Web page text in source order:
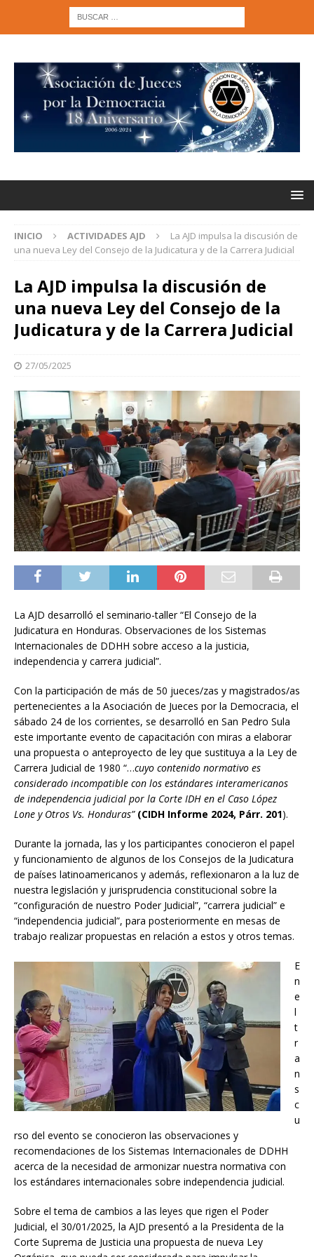
INICIO ACTIVIDADES AJD
La AJD impulsa la discusión de
una nueva Ley del Consejo de la Judicatura y de la Carrera Judicial
La AJD impulsa la discusión de
una nueva Ley del Consejo de la
Judicatura y de la Carrera Judicial
27/05/2025
La AJD desarrolló el seminario-taller “El Consejo de la
Judicatura en Honduras. Observaciones de los Sistemas
Internacionales de DDHH sobre acceso a la justicia,
independencia y carrera judicial”.
Con la participación de más de 50 jueces/zas y magistrados/as
pertenecientes a la Asociación de Jueces por la Democracia, el
sábado 24 de los corrientes, se desarrolló en San Pedro Sula
este importante evento de capacitación con miras a elaborar
una propuesta o anteproyecto de ley que sustituya a la Ley de
Carrera Judicial de 1980 “…cuyo contenido normativo es
considerado incompatible con los estándares interamericanos
de independencia judicial por la Corte IDH en el Caso López
Lone y Otros Vs. Honduras” (CIDH Informe 2024, Párr. 201).
Durante la jornada, las y los participantes conocieron el papel
y funcionamiento de algunos de los Consejos de la Judicatura
de países latinoamericanos y además, reflexionaron a la luz de
nuestra legislación y jurisprudencia constitucional sobre la
“configuración de nuestro Poder Judicial”, “carrera judicial” e
“independencia judicial”, para posteriormente en mesas de
trabajo realizar propuestas en relación a estos y otros temas.
E
n
e
l
t
r
a
n
s
c
u
rso del evento se conocieron las observaciones y
recomendaciones de los Sistemas Internacionales de DDHH
acerca de la necesidad de armonizar nuestra normativa con
los estándares internacionales sobre independencia judicial.
Sobre el tema de cambios a las leyes que rigen el Poder
Judicial, el 30/01/2025, la AJD presentó a la Presidenta de la
Corte Suprema de Justicia una propuesta de nueva Ley